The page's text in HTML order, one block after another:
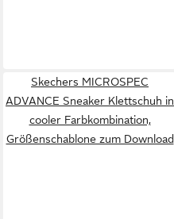
Skechers MICROSPEC
ADVANCE Sneaker Klettschuh in
cooler Farbkombination,
Größenschablone zum Download